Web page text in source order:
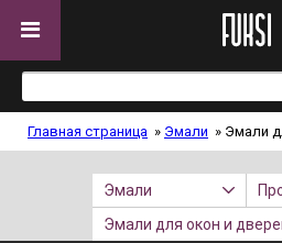
Главная страница » Эмали » Эмали
Эмали
Эмали для окон и